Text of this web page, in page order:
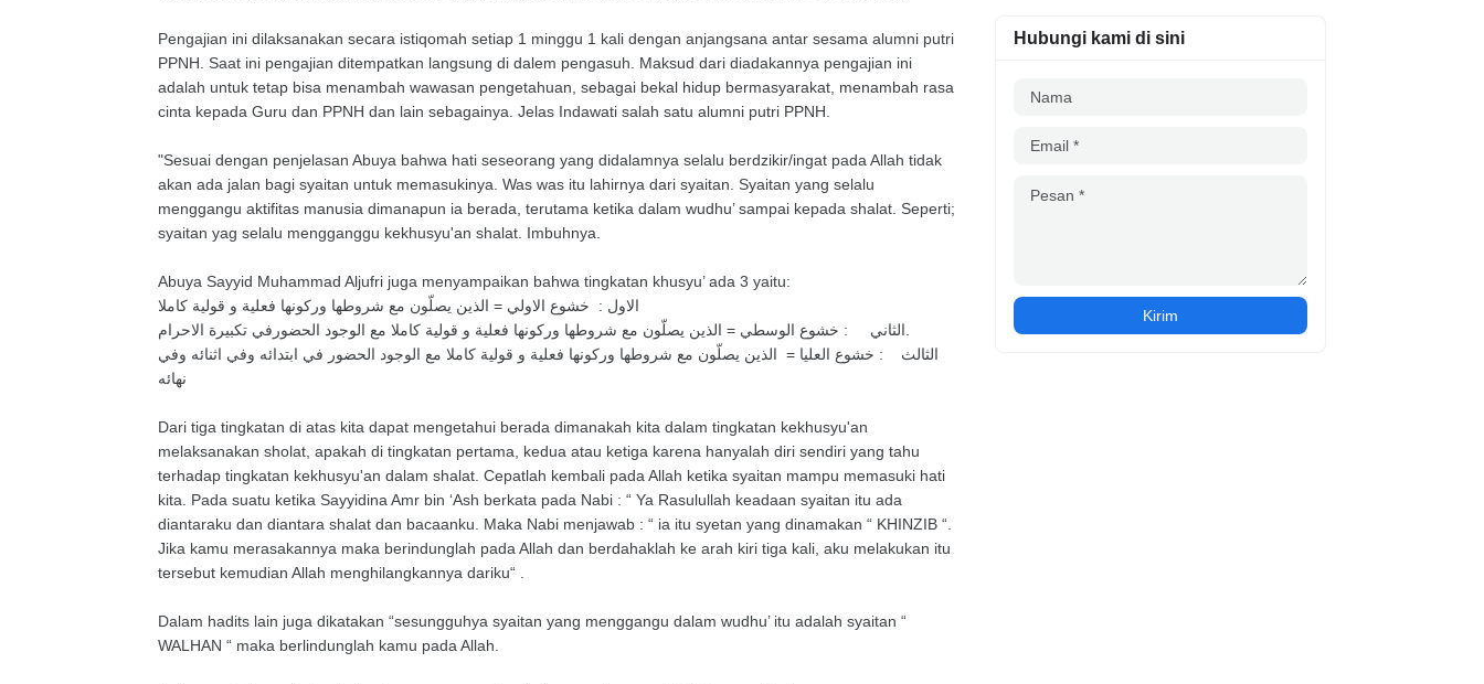
Pengajian ini dilaksanakan secara istiqomah setiap 1 minggu 1 kali dengan anjangsana antar sesama alumni putri
PPNH. Saat ini pengajian ditempatkan langsung di dalem pengasuh. Maksud dari diadakannya pengajian ini
adalah untuk tetap bisa menambah wawasan pengetahuan, sebagai bekal hidup bermasyarakat, menambah rasa
cinta kepada Guru dan PPNH dan lain sebagainya. Jelas Indawati salah satu alumni putri PPNH.
"Sesuai dengan penjelasan Abuya bahwa hati seseorang yang didalamnya selalu berdzikir/ingat pada Allah tidak
akan ada jalan bagi syaitan untuk memasukinya. Was was itu lahirnya dari syaitan. Syaitan yang selalu
menggangu aktifitas manusia dimanapun ia berada, terutama ketika dalam wudhu’ sampai kepada shalat. Seperti;
syaitan yag selalu mengganggu kekhusyu'an shalat. Imbuhnya.
Abuya Sayyid Muhammad Aljufri juga menyampaikan bahwa tingkatan khusyu’ ada 3 yaitu:
الاول : خشوع الاولي = الذين يصلّون مع شروطها وركونها فعلية و قولية كاملا
الثالث : خشوع العليا = الذين يصلّون مع شروطها وركونها فعلية و قولية كاملا مع الوجود الحضور في ابتدائه وفي اثنائه وفي
نهائه
Dari tiga tingkatan di atas kita dapat mengetahui berada dimanakah kita dalam tingkatan kekhusyu'an
melaksanakan sholat, apakah di tingkatan pertama, kedua atau ketiga karena hanyalah diri sendiri yang tahu
terhadap tingkatan kekhusyu'an dalam shalat. Cepatlah kembali pada Allah ketika syaitan mampu memasuki hati
kita. Pada suatu ketika Sayyidina Amr bin ‘Ash berkata pada Nabi : “ Ya Rasulullah keadaan syaitan itu ada
diantaraku dan diantara shalat dan bacaanku. Maka Nabi menjawab : “ ia itu syetan yang dinamakan “ KHINZIB “.
Jika kamu merasakannya maka berindunglah pada Allah dan berdahaklah ke arah kiri tiga kali, aku melakukan itu
tersebut kemudian Allah menghilangkannya dariku“ .
Dalam hadits lain juga dikatakan “sesungguhya syaitan yang menggangu dalam wudhu’ itu adalah syaitan “
WALHAN “ maka berlindunglah kamu pada Allah.
Hubungi kami di sini